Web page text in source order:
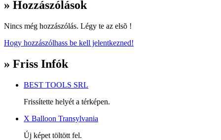
» Hozzászólások
Nincs még hozzászólás. Légy te az elsõ !
Hogy hozzászólhass be kell jelentkezned!
» Friss Infók
BEST TOOLS SRL
Frissítette helyét a térképen.
X Balloon Transylvania
Új képet töltött fel.